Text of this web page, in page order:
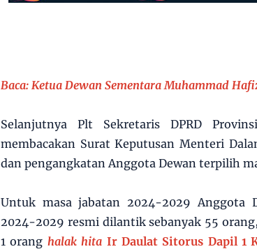
Baca: Ketua Dewan Sementara Muhammad
Selanjutnya Plt Sekretaris DPRD
membacakan Surat Keputusan Menteri
dan pengangkatan Anggota Dewan terpilih
Untuk masa jabatan 2024-2029 Anggota
2024-2029 resmi dilantik sebanyak 55
1 orang halak hita Ir Daulat Sitorus Dapil 1